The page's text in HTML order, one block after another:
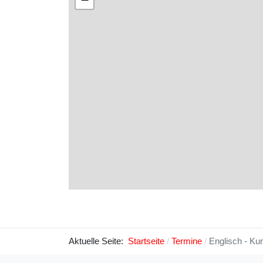
Aktuelle Seite: Startseite Termine Englisch -